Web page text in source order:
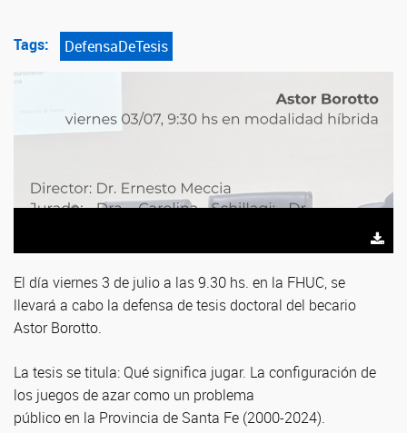
Tags: DefensaDeTesis
El día viernes 3 de julio a las 9.30 hs. en la FHUC, se
llevará a cabo la defensa de tesis doctoral del becario
Astor Borotto.
La tesis se titula: Qué significa jugar. La configuración de
los juegos de azar como un problema
público en la Provincia de Santa Fe (2000-2024).